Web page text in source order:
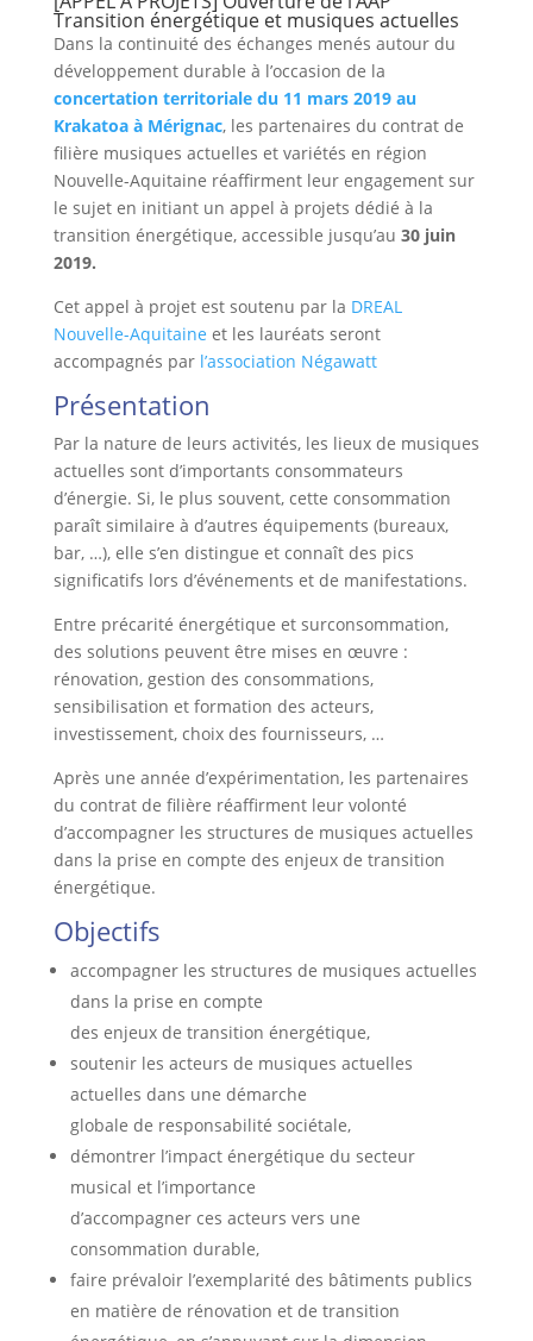
Transition énergétique et musiques actuelles
Dans la continuité des échanges menés autour du
développement durable à l’occasion de la
concertation territoriale du 11 mars 2019 au
Krakatoa à Mérignac, les partenaires du contrat de
filière musiques actuelles et variétés en région
Nouvelle-Aquitaine réaffirment leur engagement sur
le sujet en initiant un appel à projets dédié à la
transition énergétique, accessible jusqu’au 30 juin
2019.
Cet appel à projet est soutenu par la DREAL
Nouvelle-Aquitaine et les lauréats seront
accompagnés par l’association Négawatt
Présentation
Par la nature de leurs activités, les lieux de musiques
actuelles sont d’importants consommateurs
d’énergie. Si, le plus souvent, cette consommation
paraît similaire à d’autres équipements (bureaux,
bar, …), elle s’en distingue et connaît des pics
significatifs lors d’événements et de manifestations.
Entre précarité énergétique et surconsommation,
des solutions peuvent être mises en œuvre :
rénovation, gestion des consommations,
sensibilisation et formation des acteurs,
investissement, choix des fournisseurs, …
Après une année d’expérimentation, les partenaires
du contrat de filière réaffirment leur volonté
d’accompagner les structures de musiques actuelles
dans la prise en compte des enjeux de transition
énergétique.
Objectifs
accompagner les structures de musiques actuelles
dans la prise en compte
des enjeux de transition énergétique,
soutenir les acteurs de musiques actuelles
actuelles dans une démarche
globale de responsabilité sociétale,
démontrer l’impact énergétique du secteur
musical et l’importance
d’accompagner ces acteurs vers une
consommation durable,
faire prévaloir l’exemplarité des bâtiments publics
en matière de rénovation et de transition